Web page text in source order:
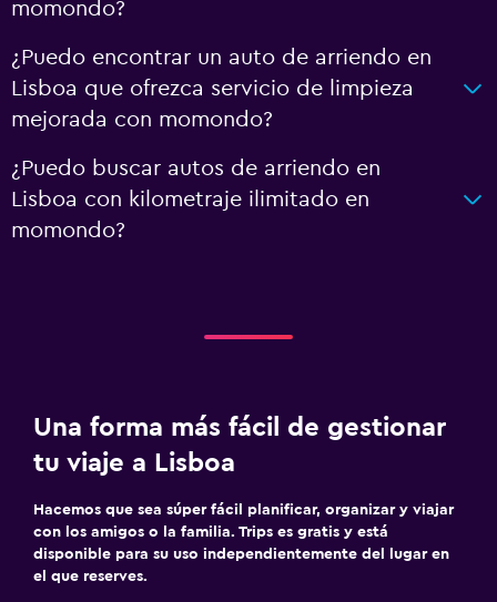
momondo?
¿Puedo encontrar un auto de arriendo en
Lisboa que ofrezca servicio de limpieza
mejorada con momondo?
¿Puedo buscar autos de arriendo en
Lisboa con kilometraje ilimitado en
momondo?
Una forma más fácil de gestionar
tu viaje a Lisboa
Hacemos que sea súper fácil planificar, organizar y viajar
con los amigos o la familia. Trips es gratis y está
disponible para su uso independientemente del lugar en
el que reserves.